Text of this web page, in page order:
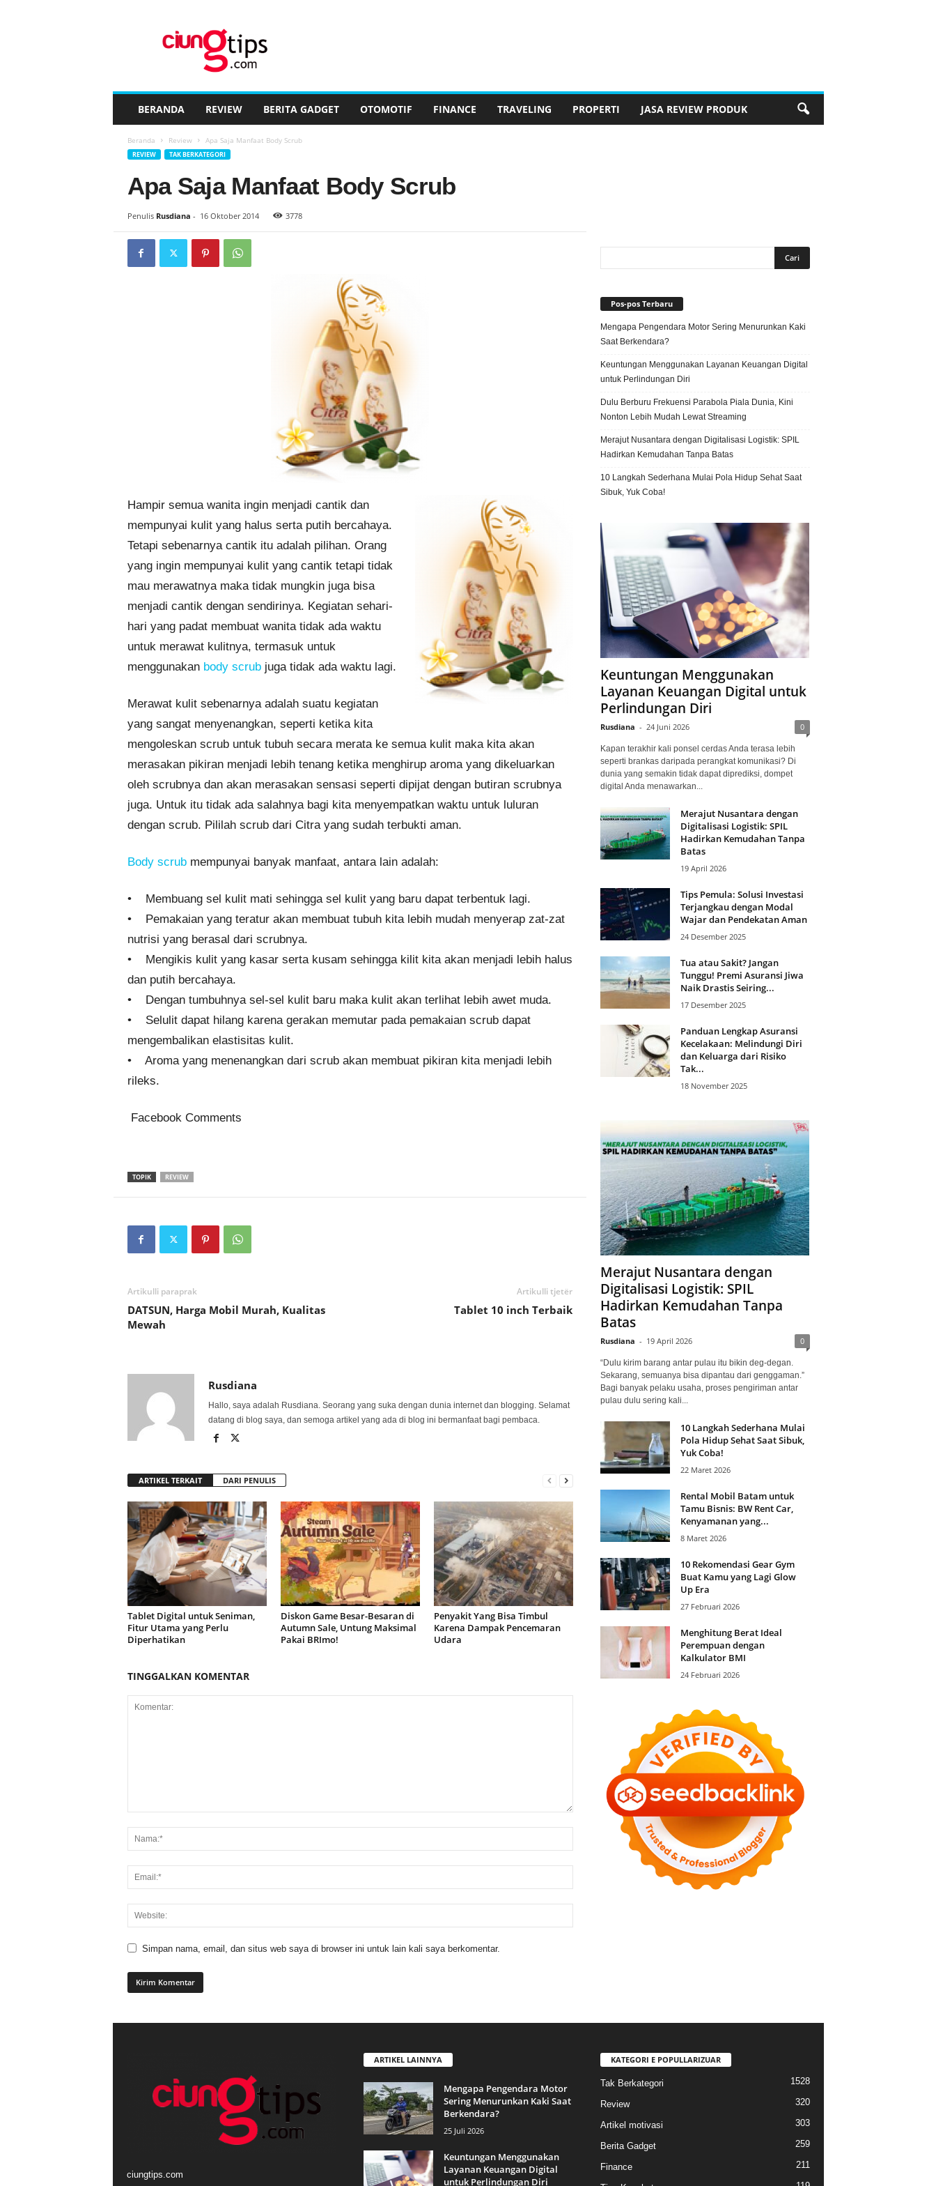
BERANDA REVIEW BERITA GADGET OTOMOTIF FINANCE TRAVELING PROPERTI JASA REVIEW PRODUK
Beranda Review Apa Saja Manfaat Body Scrub
REVIEW TAK BERKATEGORI
Apa Saja Manfaat Body Scrub
Penulis Rusdiana - 16 Oktober 2014 3778
Hampir semua wanita ingin menjadi cantik dan
mempunyai kulit yang halus serta putih bercahaya.
Tetapi sebenarnya cantik itu adalah pilihan. Orang
yang ingin mempunyai kulit yang cantik tetapi tidak
mau merawatnya maka tidak mungkin juga bisa
menjadi cantik dengan sendirinya. Kegiatan sehari-
hari yang padat membuat wanita tidak ada waktu
untuk merawat kulitnya, termasuk untuk
menggunakan body scrubjuga tidak ada waktu lagi.
Merawat kulit sebenarnya adalah suatu kegiatan
yang sangat menyenangkan, seperti ketika kita
mengoleskan scrub untuk tubuh secara merata ke semua kulit maka kita akan
merasakan pikiran menjadi lebih tenang ketika menghirup aroma yang dikeluarkan
oleh scrubnya dan akan merasakan sensasi seperti dipijat dengan butiran scrubnya
juga. Untuk itu tidak ada salahnya bagi kita menyempatkan waktu untuk luluran
dengan scrub. Pililah scrub dari Citra yang sudah terbukti aman.
Body scrubmempunyai banyak manfaat, antara lain adalah:
• Membuang sel kulit mati sehingga sel kulit yang baru dapat terbentuk lagi.
• Pemakaian yang teratur akan membuat tubuh kita lebih mudah menyerap zat-zat
nutrisi yang berasal dari scrubnya.
• Mengikis kulit yang kasar serta kusam sehingga kilit kita akan menjadi lebih halus
dan putih bercahaya.
• Dengan tumbuhnya sel-sel kulit baru maka kulit akan terlihat lebih awet muda.
• Selulit dapat hilang karena gerakan memutar pada pemakaian scrub dapat
mengembalikan elastisitas kulit.
• Aroma yang menenangkan dari scrub akan membuat pikiran kita menjadi lebih
rileks.
Facebook Comments
TOPIK REVIEW
Artikulli paraprak
DATSUN, Harga Mobil Murah, Kualitas
Mewah
Artikulli tjetër
Tablet 10 inch Terbaik
Rusdiana
Hallo, saya adalah Rusdiana. Seorang yang suka dengan dunia internet dan blogging. Selamat
datang di blog saya, dan semoga artikel yang ada di blog ini bermanfaat bagi pembaca.
ARTIKEL TERKAIT DARI PENULIS
Tablet Digital untuk Seniman,
Fitur Utama yang Perlu
Diperhatikan
Diskon Game Besar-Besaran di
Autumn Sale, Untung Maksimal
Pakai BRImo!
Penyakit Yang Bisa Timbul
Karena Dampak Pencemaran
Udara
TINGGALKAN KOMENTAR
Simpan nama, email, dan situs web saya di browser ini untuk lain kali saya berkomentar.
Pos-pos Terbaru
Mengapa Pengendara Motor Sering Menurunkan Kaki
Saat Berkendara?
Keuntungan Menggunakan Layanan Keuangan Digital
untuk Perlindungan Diri
Dulu Berburu Frekuensi Parabola Piala Dunia, Kini
Nonton Lebih Mudah Lewat Streaming
Merajut Nusantara dengan Digitalisasi Logistik: SPIL
Hadirkan Kemudahan Tanpa Batas
10 Langkah Sederhana Mulai Pola Hidup Sehat Saat
Sibuk, Yuk Coba!
Keuntungan Menggunakan
Layanan Keuangan Digital untuk
Perlindungan Diri
Rusdiana - 24 Juni 2026 0
Kapan terakhir kali ponsel cerdas Anda terasa lebih
seperti brankas daripada perangkat komunikasi? Di
dunia yang semakin tidak dapat diprediksi, dompet
digital Anda menawarkan...
Merajut Nusantara dengan
Digitalisasi Logistik: SPIL
Hadirkan Kemudahan Tanpa
Batas
19 April 2026
Tips Pemula: Solusi Investasi
Terjangkau dengan Modal
Wajar dan Pendekatan Aman
24 Desember 2025
Tua atau Sakit? Jangan
Tunggu! Premi Asuransi Jiwa
Naik Drastis Seiring...
17 Desember 2025
Panduan Lengkap Asuransi
Kecelakaan: Melindungi Diri
dan Keluarga dari Risiko
Tak...
18 November 2025
Merajut Nusantara dengan
Digitalisasi Logistik: SPIL
Hadirkan Kemudahan Tanpa
Batas
Rusdiana - 19 April 2026 0
“Dulu kirim barang antar pulau itu bikin deg-degan.
Sekarang, semuanya bisa dipantau dari genggaman.”
Bagi banyak pelaku usaha, proses pengiriman antar
pulau dulu sering kali...
10 Langkah Sederhana Mulai
Pola Hidup Sehat Saat Sibuk,
Yuk Coba!
22 Maret 2026
Rental Mobil Batam untuk
Tamu Bisnis: BW Rent Car,
Kenyamanan yang...
8 Maret 2026
10 Rekomendasi Gear Gym
Buat Kamu yang Lagi Glow
Up Era
27 Februari 2026
Menghitung Berat Ideal
Perempuan dengan
Kalkulator BMI
24 Februari 2026
ciungtips.com
ARTIKEL LAINNYA
Mengapa Pengendara Motor
Sering Menurunkan Kaki Saat
Berkendara?
25 Juli 2026
Keuntungan Menggunakan
Layanan Keuangan Digital
untuk Perlindungan Diri
KATEGORI E POPULLARIZUAR
Tak Berkategori 1528
Review 320
Artikel motivasi 303
Berita Gadget 259
Finance 211